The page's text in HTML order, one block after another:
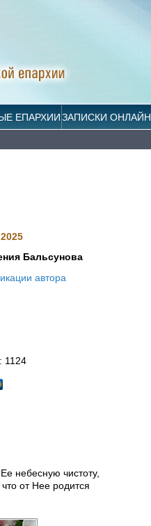
ЕПАРХИИЗАПИСКИ ОНЛАЙН
Бальсунова
автора
1124
небесную чистоту,
от Нее родится